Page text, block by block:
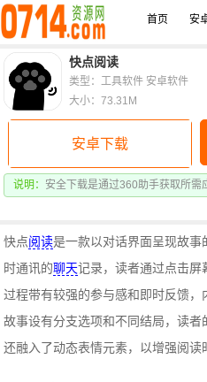
首页 安
快点阅读
安卓下载
说明： 安全下载是通过360助手获取所需
类型：工具软件 安卓软件
大小：73.31M
快点阅读是一款以对话界面呈现故
时通讯的聊天记录，读者通过点击屏
过程带有较强的参与感和即时反馈
故事设有分支选项和不同结局，读
还融入了动态表情元素，以增强阅读